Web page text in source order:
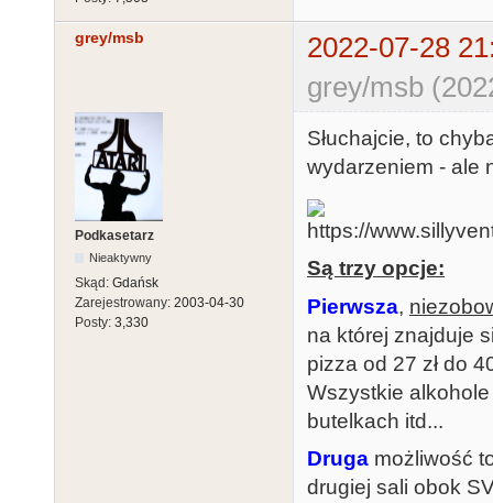
grey/msb
2022-07-28
grey/msb
Podkasetarz
Nieaktywny
Skąd: Gdańsk
Zarejestrowany: 2003-04-30
Posty: 3,330
Słuchajcie, to
wydarzeniem - ale
Są trzy opcje:
Pierwsza,
na której znajduje
pizza od 27 zł do
Wszystkie
butelkach itd...
Druga możliwość
drugiej sali obok